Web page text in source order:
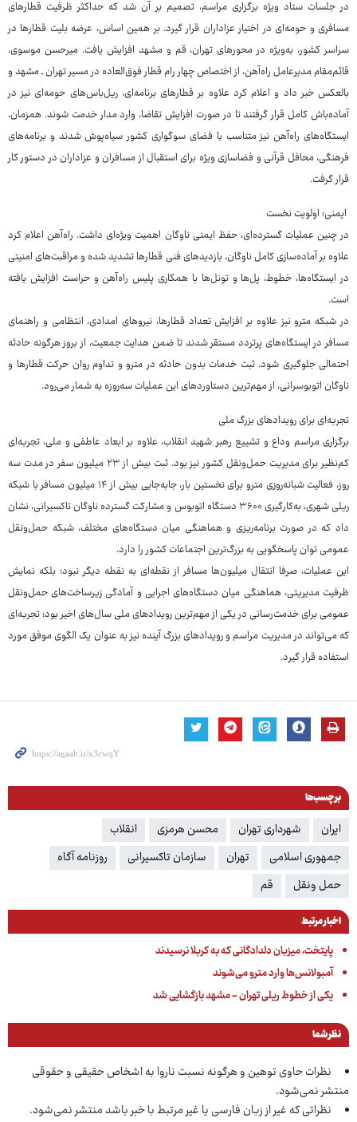
در جلسات ستاد ویژه برگزاری مراسم، تصمیم بر آن شد که حداکثر ظرفیت قطارهای
مسافری و حومه‌ای در اختیار عزاداران قرار گیرد. بر همین اساس، عرضه بلیت قطارها در
سراسر کشور، به‌ویژه در محورهای تهران، قم و مشهد افزایش یافت. میرحسن موسوی،
قائم‌مقام مدیرعامل راه‌آهن، از اختصاص چهار رام قطار فوق‌العاده در مسیر تهران ـ مشهد و
بالعکس خبر داد و اعلام کرد علاوه بر قطارهای برنامه‌ای، ریل‌باس‌های حومه‌ای نیز در
آماده‌باش کامل قرار گرفتند تا در صورت افزایش تقاضا، وارد مدار خدمت شوند. همزمان،
ایستگاه‌های راه‌آهن نیز متناسب با فضای سوگواری کشور سیاه‌پوش شدند و برنامه‌های
فرهنگی، محافل قرآنی و فضاسازی ویژه برای استقبال از مسافران و عزاداران در دستور کار
قرار گرفت.
ایمنی؛ اولویت نخست
در چنین عملیات گسترده‌ای، حفظ ایمنی ناوگان اهمیت ویژه‌ای داشت. راه‌آهن اعلام کرد
علاوه بر آماده‌سازی کامل ناوگان، بازدیدهای فنی قطارها تشدید شده و مراقبت‌های امنیتی
در ایستگاه‌ها، خطوط، پل‌ها و تونل‌ها با همکاری پلیس راه‌آهن و حراست افزایش یافته
است.
در شبکه مترو نیز علاوه بر افزایش تعداد قطارها، نیروهای امدادی، انتظامی و راهنمای
مسافر در ایستگاه‌های پرتردد مستقر شدند تا ضمن هدایت جمعیت، از بروز هرگونه حادثه
احتمالی جلوگیری شود. ثبت خدمات بدون حادثه در مترو و تداوم روان حرکت قطارها و
ناوگان اتوبوسرانی، از مهم‌ترین دستاوردهای این عملیات سه‌روزه به شمار می‌رود.
تجربه‌ای برای رویدادهای بزرگ ملی
برگزاری مراسم وداع و تشییع رهبر شهید انقلاب، علاوه بر ابعاد عاطفی و ملی، تجربه‌ای
کم‌نظیر برای مدیریت حمل‌ونقل کشور نیز بود. ثبت بیش از ۲۳ میلیون سفر در مدت سه
روز، فعالیت شبانه‌روزی مترو برای نخستین بار، جابه‌جایی بیش از ۱۴ میلیون مسافر با شبکه
ریلی شهری، به‌کارگیری ۳۶۰۰ دستگاه اتوبوس و مشارکت گسترده ناوگان تاکسیرانی، نشان
داد که در صورت برنامه‌ریزی و هماهنگی میان دستگاه‌های مختلف، شبکه حمل‌ونقل
عمومی توان پاسخگویی به بزرگ‌ترین اجتماعات کشور را دارد.
این عملیات، صرفا انتقال میلیون‌ها مسافر از نقطه‌ای به نقطه دیگر نبود؛ بلکه نمایش
ظرفیت مدیریتی، هماهنگی میان دستگاه‌های اجرایی و آمادگی زیرساخت‌های حمل‌ونقل
عمومی برای خدمت‌رسانی در یکی از مهم‌ترین رویدادهای ملی سال‌های اخیر بود؛ تجربه‌ای
که می‌تواند در مدیریت مراسم و رویدادهای بزرگ آینده نیز به عنوان یک الگوی موفق مورد
استفاده قرار گیرد.
برچسب‌ها
ایران شهرداری تهران محسن هرمزی
انقلاب
جمهوری اسلامی
تهران سازمان تاکسیرانی
روزنامه آگاه
حمل‌ ونقل
قم
اخبار مرتبط
پایتخت، میزبان دلدادگانی که به کربلا نرسیدند
آمبولانس‌ها وارد مترو می‌شوند
یکی از خطوط ریلی تهران - مشهد بازگشایی شد
نظر شما
نظرات حاوی توهین و هرگونه نسبت ناروا به اشخاص حقیقی و حقوقی
منتشر نمی‌شود.
نظراتی که غیر از زبان فارسی یا غیر مرتبط با خبر باشد منتشر نمی‌شود.